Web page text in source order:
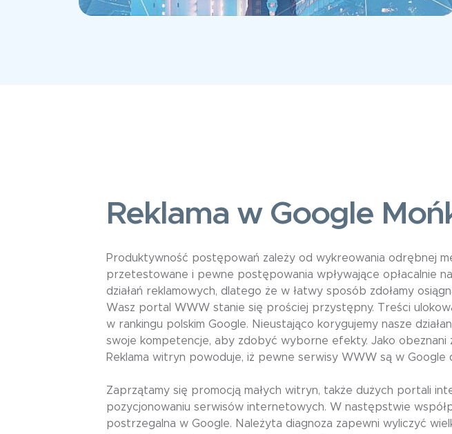
Reklama w Google
Produktywność postępowań zależy od wykreowania odrębnej
przetestowane i pewne postępowania wpływające opłacalnie
działań reklamowych, dlatego że w łatwy sposób zdołamy
Wasz portal WWW stanie się prościej przystępny. Treści
w rankingu polskim Google. Nieustająco korygujemy nasze
swoje kompetencje, aby zdobyć wyborne efekty. Jako obeznani
Reklama witryn powoduje, iż pewne serwisy WWW są w Google
Zaprzątamy się promocją małych witryn, także dużych portali
pozycjonowaniu serwisów internetowych. W następstwie
postrzegalna w Google. Należyta diagnoza zapewni wyliczyć